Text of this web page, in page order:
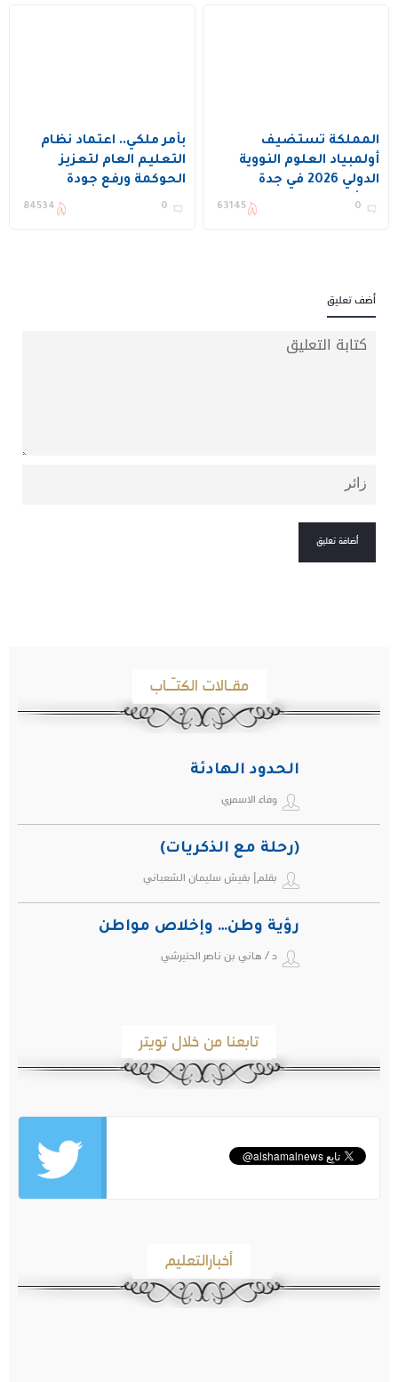
المملكة تستضيف
أولمبياد العلوم النووية
الدولي 2026 في جدة
بمشاركة 19 دولة
0
63145
بأمر ملكي.. اعتماد نظام
التعليم العام لتعزيز
الحوكمة ورفع جودة
التعليم في المملكة
0
84534
أضف تعليق
مقـالات الكتـّـاب
الحدود الهادئة
وفاء الاسمري
(رحلة مع الذكريات)
بقلم| بقيش سليمان الشعباني
رؤية وطن… وإخلاص مواطن
د / هاني بن ناصر الحتيرشي
تابعنا من خلال تويتر
أخبارالتعليم